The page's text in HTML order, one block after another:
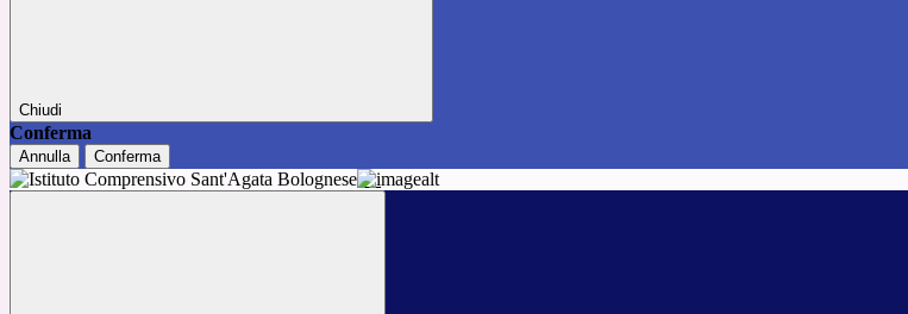
Chiudi
Conferma
Annulla Conferma